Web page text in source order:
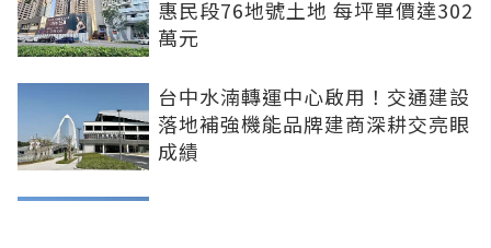
惠民段76地號土地 每坪單價達302
萬元
台中水湳轉運中心啟用！交通建設
落地補強機能品牌建商深耕交亮眼
成績